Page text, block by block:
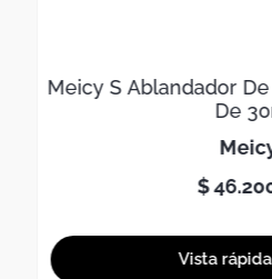
Meicy S Ablandador
De
$46.